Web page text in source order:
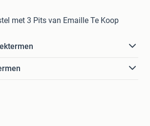
met 3 Pits van Emaille Te Koop